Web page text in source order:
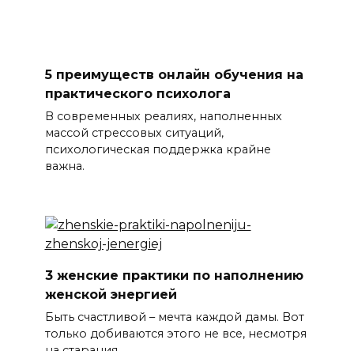
5 преимуществ онлайн обучения на
практического психолога
В современных реалиях, наполненных
массой стрессовых ситуаций,
психологическая поддержка крайне
важна.
3 женские практики по наполнению
женской энергией
Быть счастливой – мечта каждой дамы. Вот
только добиваются этого не все, несмотря